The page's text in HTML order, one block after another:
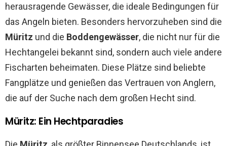
herausragende Gewässer, die ideale Bedingungen für
das Angeln bieten. Besonders hervorzuheben sind die
Müritz und die Boddengewässer, die nicht nur für die
Hechtangelei bekannt sind, sondern auch viele andere
Fischarten beheimaten. Diese Plätze sind beliebte
Fangplätze und genießen das Vertrauen von Anglern,
die auf der Suche nach dem großen Hecht sind.
Müritz: Ein Hechtparadies